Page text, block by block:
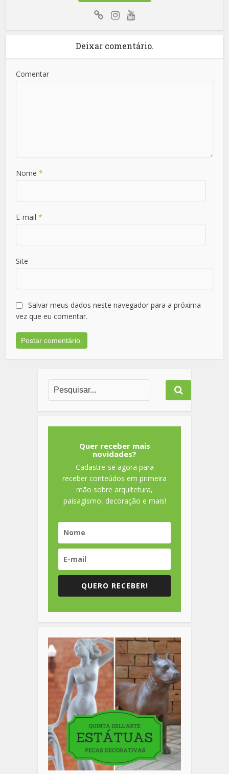
Deixar comentário.
Comentar
Nome*
E-mail*
Site
Salvar meus dados neste navegador para a próxima
vez que eu comentar.
Quer receber mais
novidades?
Cadastre-se agora para
receber conteúdos em primeira
mão sobre arquitetura,
paisagismo, decoração e mais!
QUERO RECEBER!